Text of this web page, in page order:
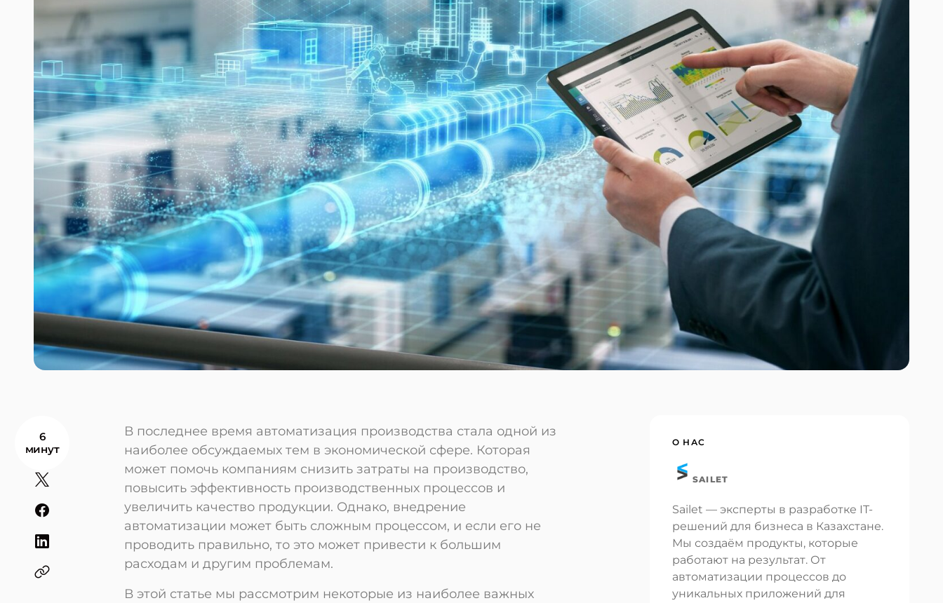
6
минут
В последнее время автоматизация производства стала одной из
наиболее обсуждаемых тем в экономической сфере. Которая
может помочь компаниям снизить затраты на производство,
повысить эффективность производственных процессов и
увеличить качество продукции. Однако, внедрение
автоматизации может быть сложным процессом, и если его не
проводить правильно, то это может привести к большим
расходам и другим проблемам.
В этой статье мы рассмотрим некоторые из наиболее важных
О НАС
SAILET
Sailet — эксперты в разработке IT-
решений для бизнеса в Казахстане.
Мы создаём продукты, которые
работают на результат. От
автоматизации процессов до
уникальных приложений для